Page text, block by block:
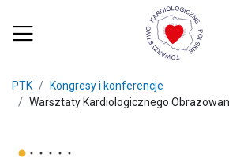
PTK
Kongresy i konferencje
Warsztaty Kardiologicznego